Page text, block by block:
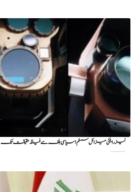
لیزر اینٹی میزائل سسٹم؛ سیاسی بلف سے فیلڈ حقیقت تک